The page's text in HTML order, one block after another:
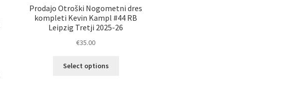
Prodajo Otroški Nogometni dres
kompleti Kevin Kampl #44 RB
Leipzig Tretji 2025-26
€35.00
Select options